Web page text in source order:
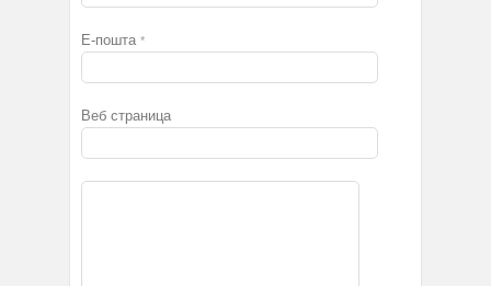
Е-пошта *
Веб страница